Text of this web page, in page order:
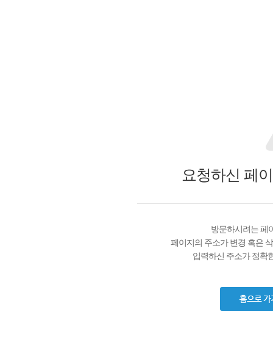
요청하신 페
방문하시려는 페
페이지의 주소가 변경 혹은
입력하신 주소가 정확